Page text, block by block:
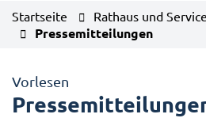
Startseite Rathaus und Service
Pressemitteilungen
Vorlesen